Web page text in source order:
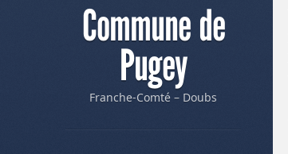
Commune de
Pugey
Franche-Comté – Doubs